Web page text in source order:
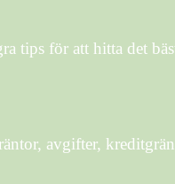
tips för att hitta det
avgifter,